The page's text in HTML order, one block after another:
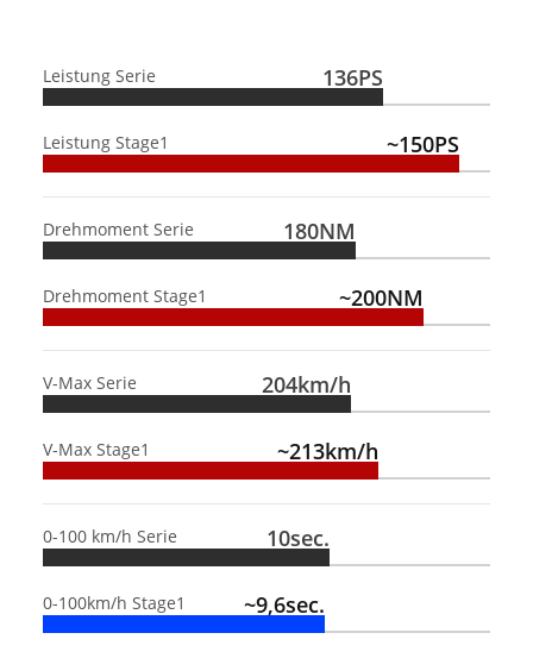
Leistung Serie 136PS
Leistung Stage1 ~150PS
Drehmoment Serie 180NM
Drehmoment Stage1 ~200NM
V-Max Serie 204km/h
V-Max Stage1 ~213km/h
0-100 km/h Serie 10sec.
0-100km/h Stage1 ~9,6sec.